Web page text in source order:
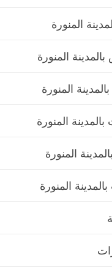
المنورة
المنورة
المنورة
المنورة
المنورة
المنورة